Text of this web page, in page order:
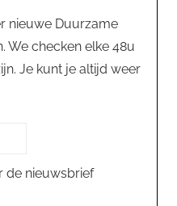
nieuwe Duurzame
We checken elke 48u
Je kunt je altijd weer
de nieuwsbrief